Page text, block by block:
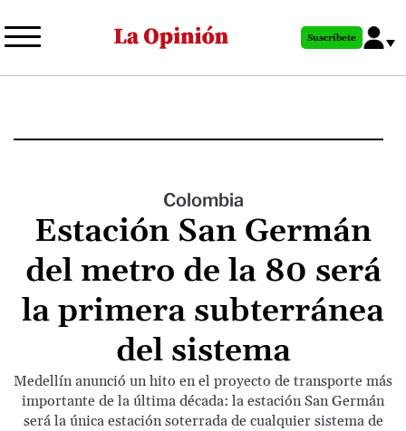
al
principal
Suscríbete
Colombia
Estación San Germán
del metro de la 80 será
la primera subterránea
del sistema
Medellín anunció un hito en el proyecto de transporte más
importante de la última década: la estación San Germán
será la única estación soterrada de cualquier sistema de